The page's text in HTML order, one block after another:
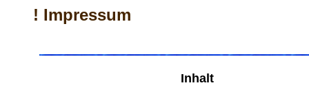
! Impressum
Inhalt